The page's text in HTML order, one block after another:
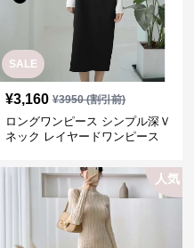
SALE
¥3,160 ¥3950(割引前)
ロングワンピース シンプル深Ｖ
ネック レイヤードワンピース
人気